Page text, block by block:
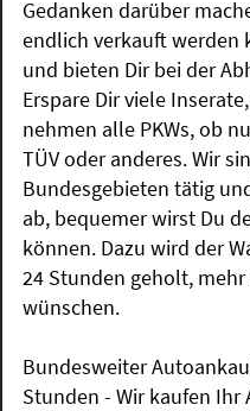
Gedanken darüber
endlich verkauft werden
und bieten Dir bei der
Erspare Dir viele
nehmen alle PKWs, ob
TÜV oder anderes. Wir
Bundesgebieten tätig
ab, bequemer wirst Du
können. Dazu wird der
24 Stunden geholt,
wünschen.
Bundesweiter
Stunden - Wir kaufen